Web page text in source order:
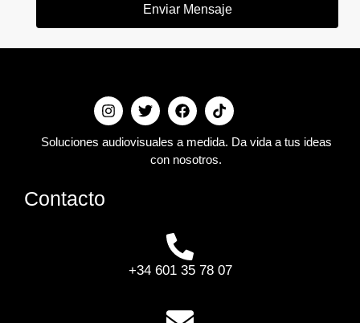
Enviar Mensaje
Soluciones audiovisuales a medida. Da vida a tus ideas
con nosotros.
Contacto
+34 601 35 78 07